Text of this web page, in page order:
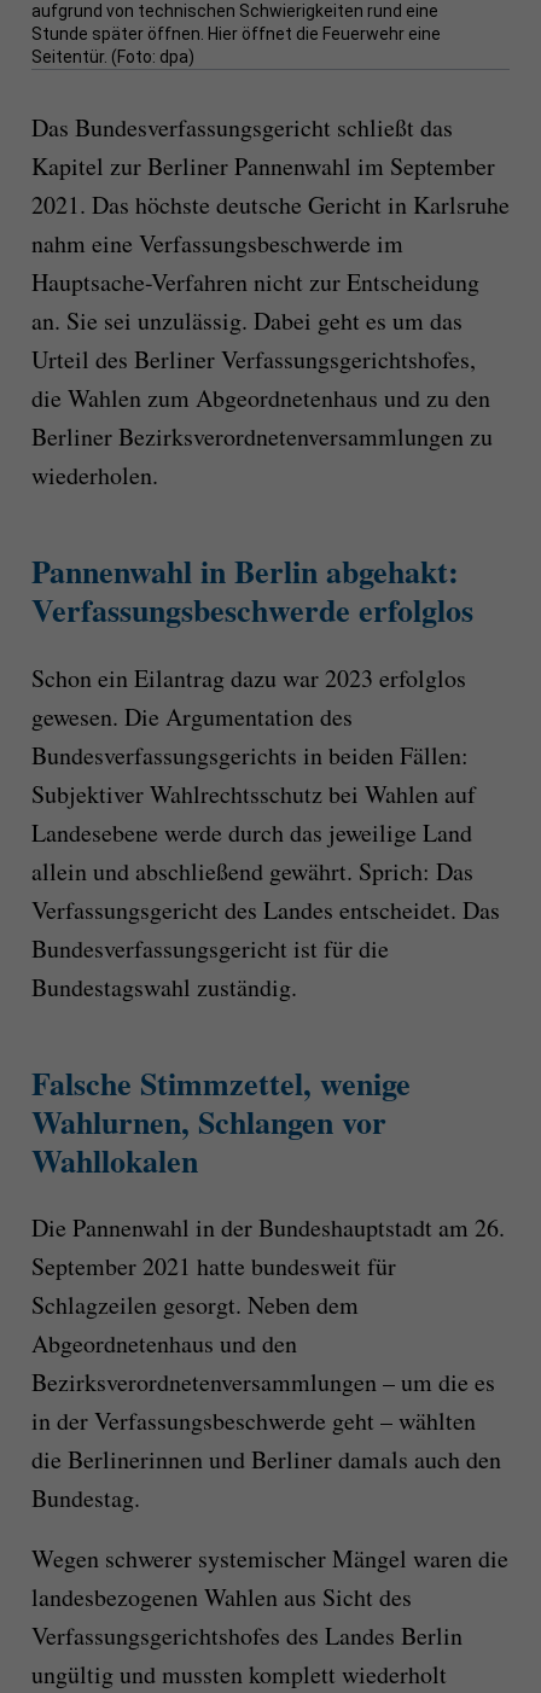
aufgrund von technischen Schwierigkeiten rund eine
Stunde später öffnen. Hier öffnet die Feuerwehr eine
Seitentür. (Foto: dpa)
Das Bundesverfassungsgericht schließt das
Kapitel zur Berliner Pannenwahl im September
2021. Das höchste deutsche Gericht in Karlsruhe
nahm eine Verfassungsbeschwerde im
Hauptsache-Verfahren nicht zur Entscheidung
an. Sie sei unzulässig. Dabei geht es um das
Urteil des Berliner Verfassungsgerichtshofes,
die Wahlen zum Abgeordnetenhaus und zu den
Berliner Bezirksverordnetenversammlungen zu
wiederholen.
Pannenwahl in Berlin abgehakt:
Verfassungsbeschwerde erfolglos
Schon ein Eilantrag dazu war 2023 erfolglos
gewesen. Die Argumentation des
Bundesverfassungsgerichts in beiden Fällen:
Subjektiver Wahlrechtsschutz bei Wahlen auf
Landesebene werde durch das jeweilige Land
allein und abschließend gewährt. Sprich: Das
Verfassungsgericht des Landes entscheidet. Das
Bundesverfassungsgericht ist für die
Bundestagswahl zuständig.
Falsche Stimmzettel, wenige
Wahlurnen, Schlangen vor
Wahllokalen
Die Pannenwahl in der Bundeshauptstadt am 26.
September 2021 hatte bundesweit für
Schlagzeilen gesorgt. Neben dem
Abgeordnetenhaus und den
Bezirksverordnetenversammlungen – um die es
in der Verfassungsbeschwerde geht – wählten
die Berlinerinnen und Berliner damals auch den
Bundestag.
Wegen schwerer systemischer Mängel waren die
landesbezogenen Wahlen aus Sicht des
Verfassungsgerichtshofes des Landes Berlin
ungültig und mussten komplett wiederholt